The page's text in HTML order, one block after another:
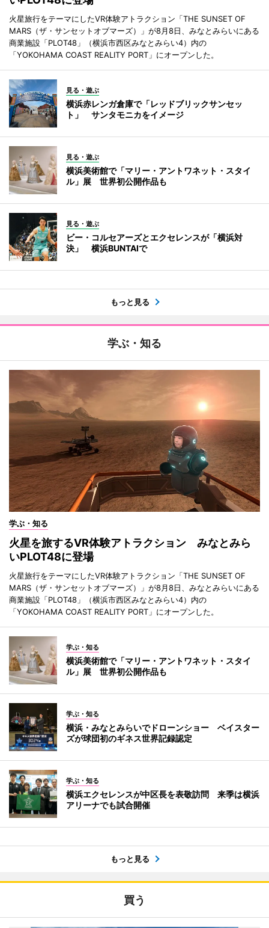
火星旅行をテーマにしたVR体験アトラクション「THE SUNSET OF
MARS（ザ・サンセットオブマーズ）」が8月8日、みなとみらいにある
商業施設「PLOT48」（横浜市西区みなとみらい4）内の
「YOKOHAMA COAST REALITY PORT」にオープンした。
見る・遊ぶ
横浜赤レンガ倉庫で「レッドブリックサンセッ
ト」 サンタモニカをイメージ
見る・遊ぶ
横浜美術館で「マリー・アントワネット・スタイ
ル」展 世界初公開作品も
見る・遊ぶ
ビー・コルセアーズとエクセレンスが「横浜対
決」 横浜BUNTAIで
もっと見る
学ぶ・知る
学ぶ・知る
火星を旅するVR体験アトラクション みなとみら
いPLOT48に登場
火星旅行をテーマにしたVR体験アトラクション「THE SUNSET OF
MARS（ザ・サンセットオブマーズ）」が8月8日、みなとみらいにある
商業施設「PLOT48」（横浜市西区みなとみらい4）内の
「YOKOHAMA COAST REALITY PORT」にオープンした。
学ぶ・知る
横浜美術館で「マリー・アントワネット・スタイ
ル」展 世界初公開作品も
学ぶ・知る
横浜・みなとみらいでドローンショー ベイスター
ズが球団初のギネス世界記録認定
学ぶ・知る
横浜エクセレンスが中区長を表敬訪問 来季は横浜
アリーナでも試合開催
もっと見る
買う